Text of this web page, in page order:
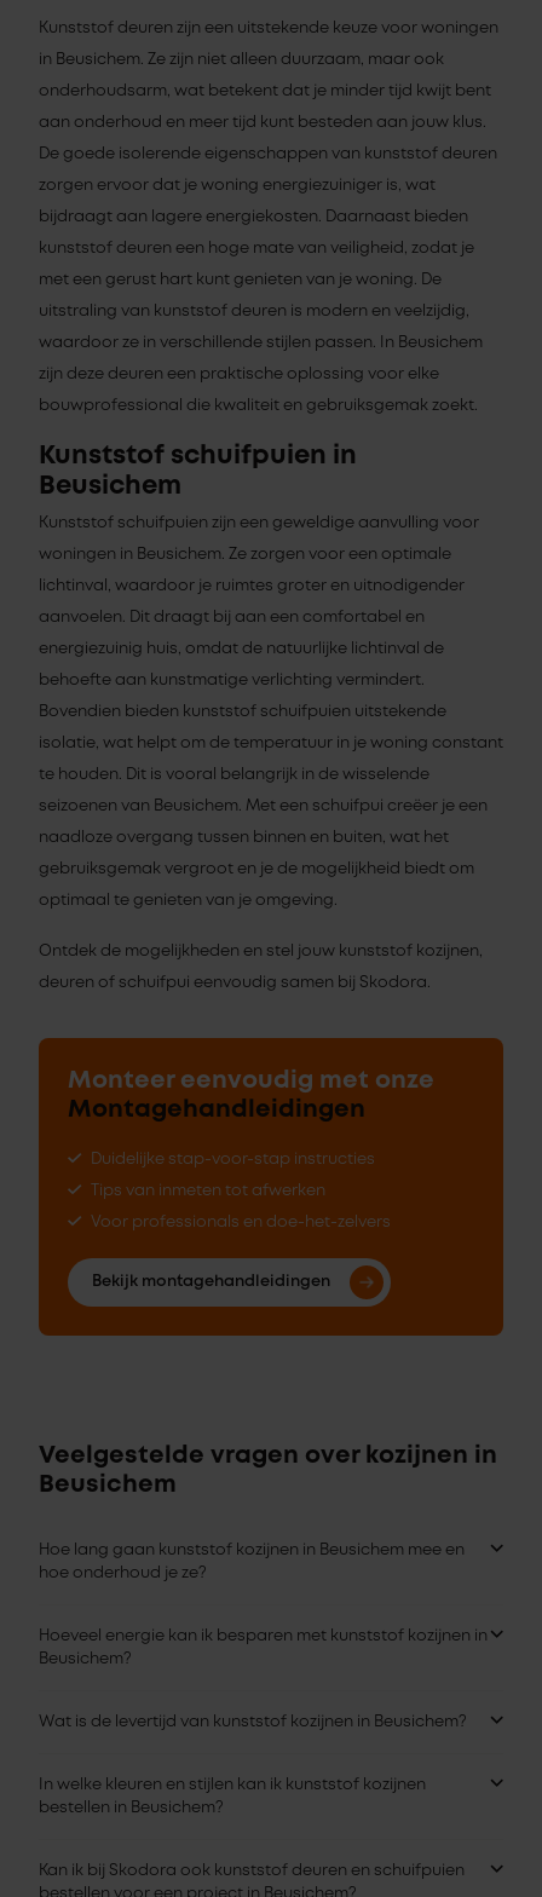
Kunststof deuren zijn een uitstekende keuze voor woningen
in Beusichem. Ze zijn niet alleen duurzaam, maar ook
onderhoudsarm, wat betekent dat je minder tijd kwijt bent
aan onderhoud en meer tijd kunt besteden aan jouw klus.
De goede isolerende eigenschappen van kunststof deuren
zorgen ervoor dat je woning energiezuiniger is, wat
bijdraagt aan lagere energiekosten. Daarnaast bieden
kunststof deuren een hoge mate van veiligheid, zodat je
met een gerust hart kunt genieten van je woning. De
uitstraling van kunststof deuren is modern en veelzijdig,
waardoor ze in verschillende stijlen passen. In Beusichem
zijn deze deuren een praktische oplossing voor elke
bouwprofessional die kwaliteit en gebruiksgemak zoekt.
Kunststof schuifpuien in
Beusichem
Kunststof schuifpuien zijn een geweldige aanvulling voor
woningen in Beusichem. Ze zorgen voor een optimale
lichtinval, waardoor je ruimtes groter en uitnodigender
aanvoelen. Dit draagt bij aan een comfortabel en
energiezuinig huis, omdat de natuurlijke lichtinval de
behoefte aan kunstmatige verlichting vermindert.
Bovendien bieden kunststof schuifpuien uitstekende
isolatie, wat helpt om de temperatuur in je woning constant
te houden. Dit is vooral belangrijk in de wisselende
seizoenen van Beusichem. Met een schuifpui creëer je een
naadloze overgang tussen binnen en buiten, wat het
gebruiksgemak vergroot en je de mogelijkheid biedt om
optimaal te genieten van je omgeving.
Ontdek de mogelijkheden en stel jouw kunststof kozijnen,
deuren of schuifpui eenvoudig samen bij Skodora.
Monteer eenvoudig met onze
Montagehandleidingen
Duidelijke stap-voor-stap instructies
Tips van inmeten tot afwerken
Voor professionals en doe-het-zelvers
Bekijk montagehandleidingen
Veelgestelde vragen over kozijnen in
Beusichem
Hoe lang gaan kunststof kozijnen in Beusichem mee en
hoe onderhoud je ze?
Hoeveel energie kan ik besparen met kunststof kozijnen in
Beusichem?
Wat is de levertijd van kunststof kozijnen in Beusichem?
In welke kleuren en stijlen kan ik kunststof kozijnen
bestellen in Beusichem?
Kan ik bij Skodora ook kunststof deuren en schuifpuien